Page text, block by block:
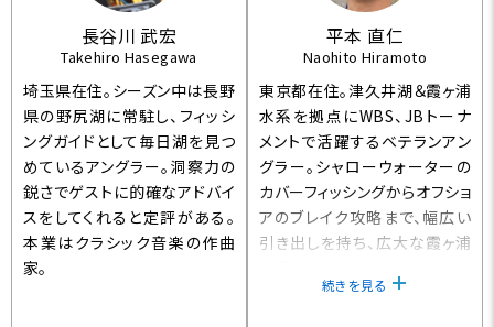
長谷川 武宏
Takehiro Hasegawa
埼玉県在住。シーズン中は長野
県の野尻湖に常駐し、フィッシ
ングガイドとして毎日湖を見つ
めているアングラー。洞察力の
鋭さでゲストに的確なアドバイ
スをしてくれると定評がある。
本業はクラシック音楽の作曲
家。
平本 直仁
Naohito Hiramoto
東京都在住。津久井湖＆霞ヶ浦
水系を拠点にWBS、JBトーナ
メントで活躍するベテランアン
グラー。シャローウォーターの
カバーフィッシングからオフショ
アのブレイク攻略まで、幅広い
引き出しを持ち、広大な霞ヶ浦
バスを探し出す理論、テクニッ
続きを見る